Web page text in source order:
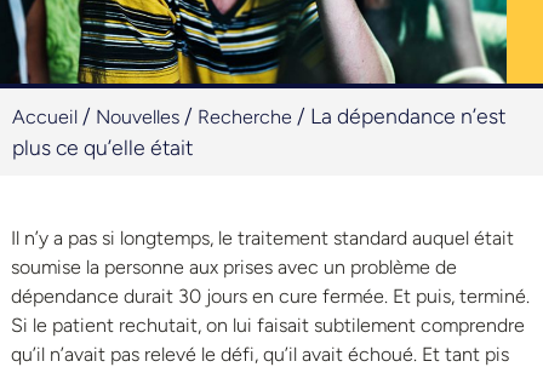
Accueil / Nouvelles / Recherche / La dépendance n’est
plus ce qu’elle était
Il n’y a pas si longtemps, le traitement standard auquel était
soumise la personne aux prises avec un problème de
dépendance durait 30 jours en cure fermée. Et puis, terminé.
Si le patient rechutait, on lui faisait subtilement comprendre
qu’il n’avait pas relevé le défi, qu’il avait échoué. Et tant pis